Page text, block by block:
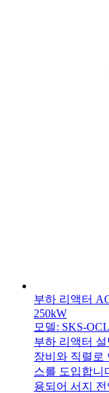
부하 리액터
250kW
모델: SKS-
부하 리액터 설
장비와 직렬로
스를 도입합니
용되어 서지